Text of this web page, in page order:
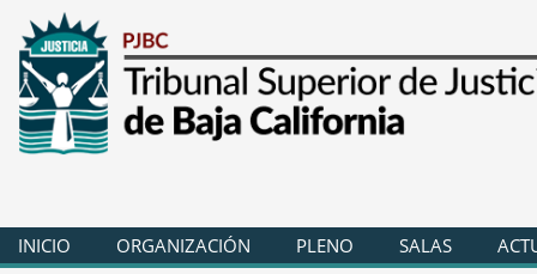
INICIO ORGANIZACIÓN PLENO SALAS